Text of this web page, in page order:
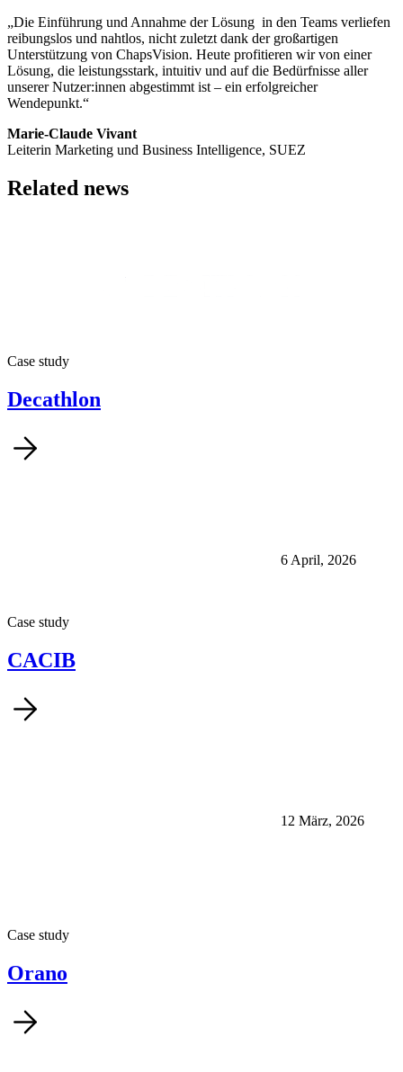
„Die Einführung und Annahme der Lösung in den Teams verliefen
reibungslos und nahtlos, nicht zuletzt dank der großartigen
Unterstützung von ChapsVision. Heute profitieren wir von einer
Lösung, die leistungsstark, intuitiv und auf die Bedürfnisse aller
unserer Nutzer:innen abgestimmt ist – ein erfolgreicher
Wendepunkt.“
Marie-Claude Vivant
Leiterin Marketing und Business Intelligence, SUEZ
Related news
Case study
Decathlon
6 April, 2026
Case study
CACIB
12 März, 2026
Case study
Orano